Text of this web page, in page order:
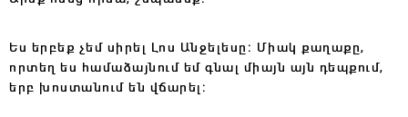
Ես երբեք չեմ սիրել Լոս Անջելեսը։ Միակ քաղաքը,
որտեղ ես համաձայնում եմ գնալ միայն այն դեպքում,
երբ խոստանում են վճարել։